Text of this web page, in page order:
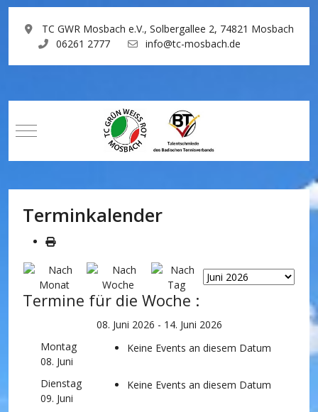
TC GWR Mosbach e.V., Solbergallee 2, 74821 Mosbach
06261 2777
info@tc-mosbach.de
Mobile Menu Toggle
Terminkalender
Termine für die Woche :
08. Juni 2026 - 14. Juni 2026
Montag
08. Juni
Keine Events an diesem Datum
Dienstag
09. Juni
Keine Events an diesem Datum